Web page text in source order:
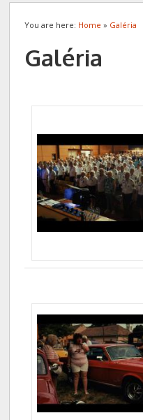
You are here: Home » Galéria
Galéria